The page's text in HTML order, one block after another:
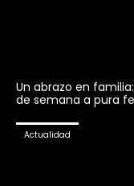
Un abrazo en
de semana a pura
Actualidad